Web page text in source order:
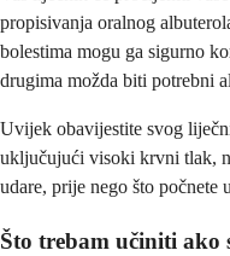
propisivanja oralnog
bolestima mogu ga sigurno
drugima možda biti potrebni
Uvijek obavijestite svog
uključujući visoki krvni tlak,
udare, prije nego što počnete
Što trebam učiniti ako